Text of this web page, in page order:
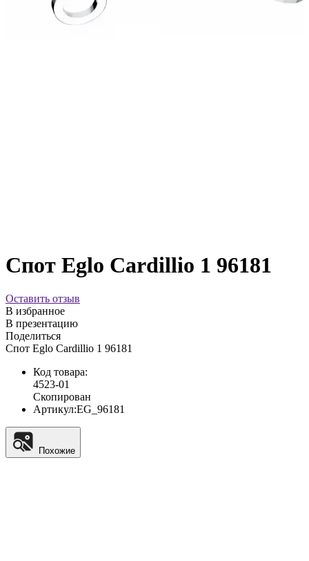
Спот Eglo Cardillio 1 96181
Оставить отзыв
В избранное
В презентацию
Поделиться
Спот Eglo Cardillio 1 96181
Код товара:
4523-01
Скопирован
Артикул:EG_96181
Похожие